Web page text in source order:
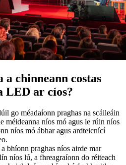
a chinneann costas
LED ar cíos?
go méadaíonn praghas na scáileáin
méideanna níos mó agus le rúin níos
níos mó ábhar agus ardteicnící
bhíonn praghas níos airde mar
níos lú, a fhreagraíonn do réiteach